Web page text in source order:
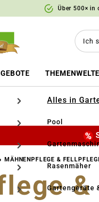
Über 500× in
Alles in
Pool
Rasenmäher
Gartengeräte
MÄHNENPFLEGE &